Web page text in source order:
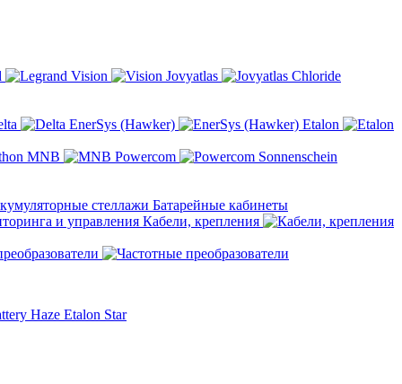
Vision Jovyatlas Chloride
EnerSys (Hawker)
Etalon
MNB Powercom
Sonnenschein
Батарейные кабинеты
Кабели, крепления
Haze Etalon Star